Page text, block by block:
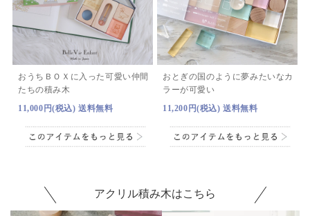
おうちＢＯＸに入った可愛い仲間
たちの積み木
11,000円(税込) 送料無料
おとぎの国のように夢みたいなカ
ラーが可愛い
11,200円(税込) 送料無料
アクリル積み木はこちら